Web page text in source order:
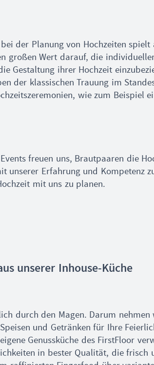
der Planung von Hochzeiten
großen Wert darauf, die
Gestaltung ihrer Hochzeit
der klassischen Trauung im
wie zum Beispiel
freuen uns, Brautpaaren die
unserer Erfahrung und Kompetenz
mit uns zu planen.
unserer Inhouse-Küche
durch den Magen. Darum
und Getränken für Ihre
Genussküche des FirstFloor
in bester Qualität, die frisch